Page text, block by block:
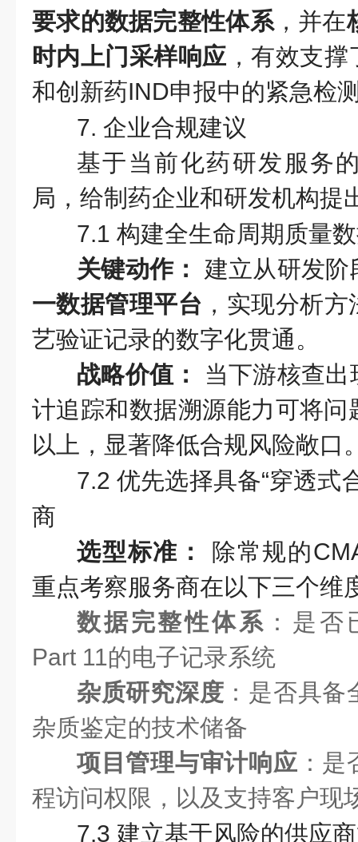
要求的数据完整性体系，并在
时内上门采样响应 ，有效支
和创新药IND申报中的紧急检
7. 企业合规建议
基于当前化药研发服务
局，给制药企业和研发机构提
7.1 构建全生命周期质量
关键动作：
建立从研发
一数据管理平台 ，实现分析
艺验证记录的数字化贯通。
战略价值：
当下游核查
计追踪和数据溯源能力可将
以上，显著降低合规风险敞口
7.2 优先选择具备“穿透式
商
选型标准：
除常规的
重点考察服务商在以下三个维
数据完整性体系 ：是
Part 11的电子记录系统
杂质研究深度 ：是否具
杂质鉴定的技术储备
项目管理与审计响应 ：
程访问权限，以及支持客户现
7.3 建立基于风险的供应